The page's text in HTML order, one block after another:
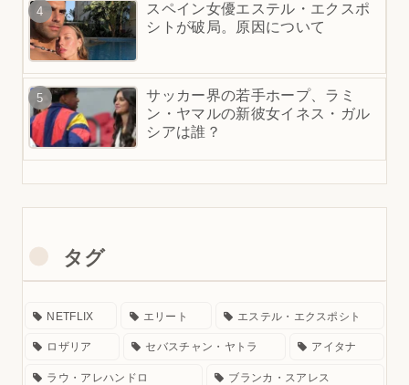
スペイン女優エステル・エクスポ
シトが破局。原因について
サッカー界の若手ホープ、ラミ
ン・ヤマルの新彼女イネス・ガル
シアは誰？
タグ
NETFLIX エリート エステル・エクスポシト
ロザリア セバスチャン・ヤトラ アイタナ
ラウ・アレハンドロ ブランカ・スアレス